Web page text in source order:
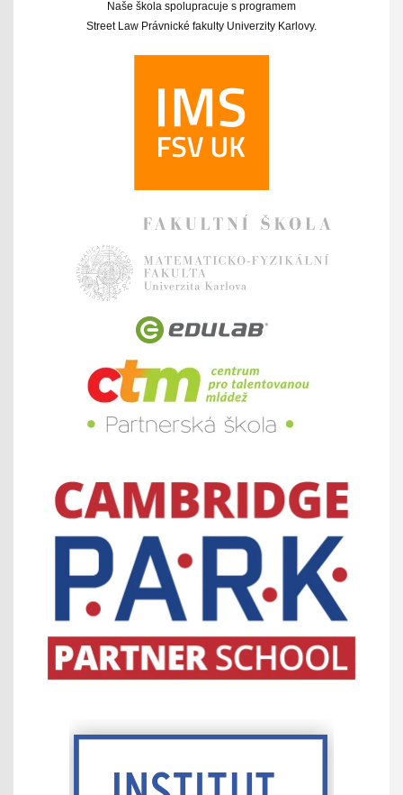
Naše škola spolupracuje s programem
Street Law Právnické fakulty Univerzity Karlovy.